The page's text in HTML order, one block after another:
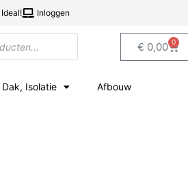
Inloggen
€ 0,00 0
Dak, Isolatie Afbouw